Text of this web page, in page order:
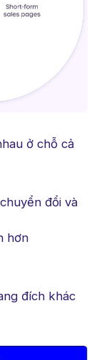
ở chỗ cả
đổi và
hơn
đích khác